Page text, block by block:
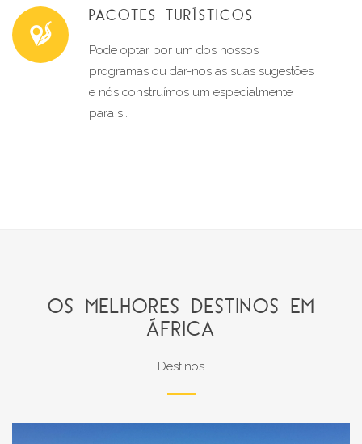
PACOTES TURÍSTICOS
Pode optar por um dos nossos
programas ou dar-nos as suas sugestões
e nós construímos um especialmente
para si.
OS MELHORES DESTINOS EM
ÁFRICA
Destinos